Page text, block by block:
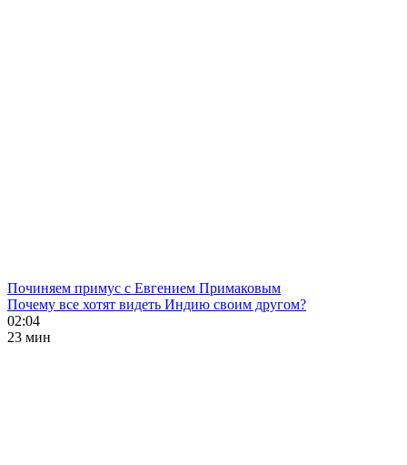
Починяем примус с Евгением Примаковым
Почему все хотят видеть Индию своим другом?
02:04
23 мин